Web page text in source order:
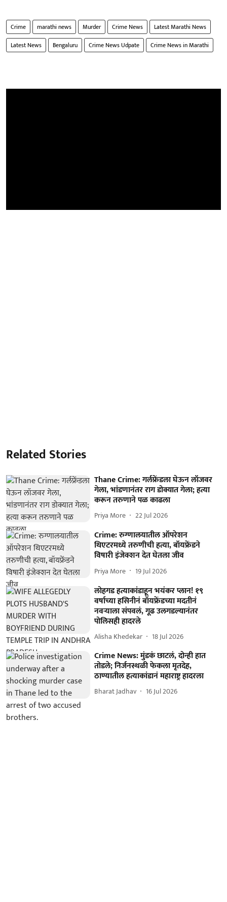
Crime marathi news Murder Crime News
Latest Marathi News
Latest News
Bengaluru Crime News Udpate Crime News in Marathi
Related Stories
Thane Crime: गर्लफ्रेंडला घेऊन लॉजवर
गेला, भांडणानंतर राग डोक्यात गेला; हत्या
करून तरुणाने पळ काढला
Priya More 22 Jul 2026
Crime: रुग्णालयातील ऑपरेशन
थिएटरमध्ये तरुणीची हत्या, बॉयफ्रेंडने
विषारी इंजेक्शन देत घेतला जीव
Priya More 19 Jul 2026
लोहगड हत्याकांडाहून भयंकर प्लान! १९
वर्षाच्या हसिनीनं बॉयफ्रेंडच्या मदतीनं
नवऱ्याला संपवलं, गूढ उलगडल्यानंतर
पोलिसही हादरले
Alisha Khedekar 18 Jul 2026
Crime News: मुंडकं छाटलं, दोन्ही हात
तोडले; निर्जनस्थळी फेकला मृतदेह,
ठाण्यातील हत्याकांडानं महाराष्ट्र हादरला
Bharat Jadhav 16 Jul 2026